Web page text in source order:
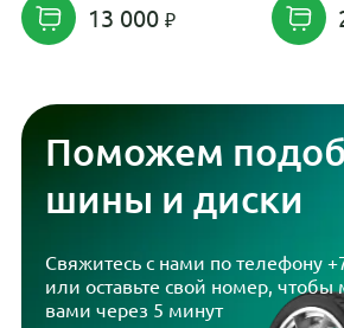
13 000
Поможем
шины и диски
Свяжитесь с нами по телефону
или оставьте свой номер, чтобы
вами через 5 минут